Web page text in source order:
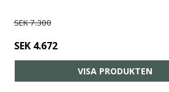
SEK 7.300
SEK 4.672
VISA PRODUKTEN